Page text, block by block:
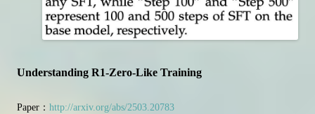
Understanding R1-Zero-Like Training
Paper： http://arxiv.org/abs/2503.20783